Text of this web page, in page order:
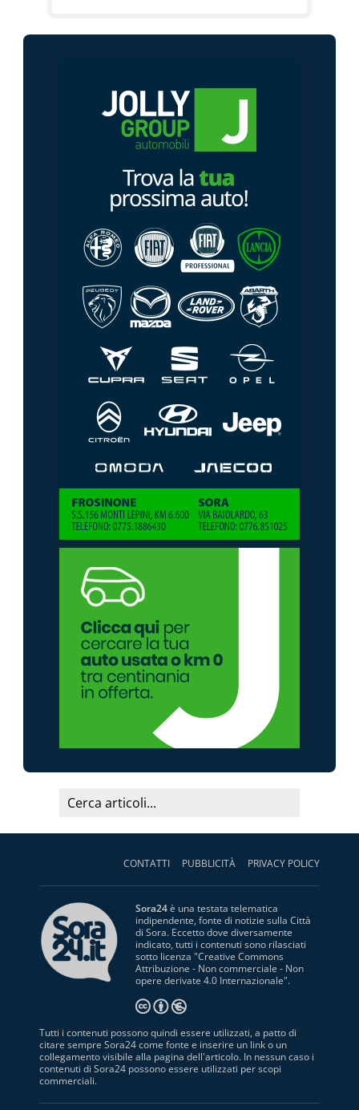
CONTATTI PUBBLICITÀ PRIVACY POLICY
Sora24è una testata telematica
indipendente, fonte di notizie sulla Città
di Sora. Eccetto dove diversamente
indicato, tutti i contenuti sono rilasciati
sotto licenza "Creative Commons
Attribuzione - Non commerciale - Non
opere derivate 4.0 Internazionale".
Tutti i contenuti possono quindi essere utilizzati, a patto di
citare sempre Sora24 come fonte e inserire un link o un
collegamento visibile alla pagina dell'articolo. In nessun caso i
contenuti di Sora24 possono essere utilizzati per scopi
commerciali.